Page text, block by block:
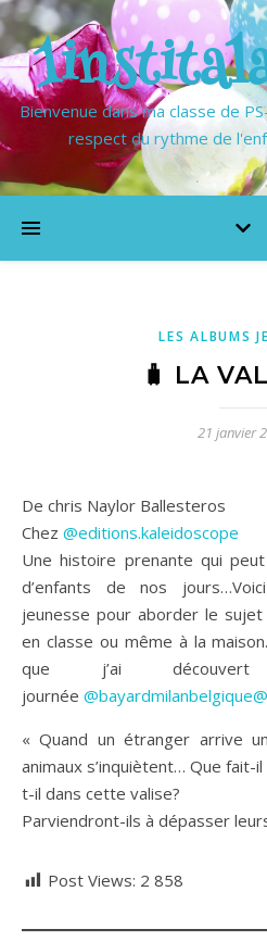
Bienvenue dans ma classe de
respect du rythme de
LES ALBUMS
🧳 LA
21 janvier
De chris Naylor Ballesteros
Chez @editions.kaleidoscope
Une histoire prenante qui
d’enfants de nos
jeunesse pour aborder le sujet
en classe ou même à la
que j’ai
journée @bayardmilanbelgique
« Quand un étranger arrive
animaux s’inquiètent… Que fait-il
t-il dans cette valise?
Parviendront-ils à dépasser
Post Views: 2 858